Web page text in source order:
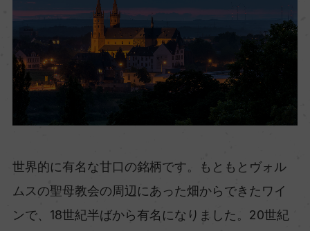
世界的に有名な甘口の銘柄です。もともとヴォル
ムスの聖母教会の周辺にあった畑からできたワイ
ンで、18世紀半ばから有名になりました。20世紀